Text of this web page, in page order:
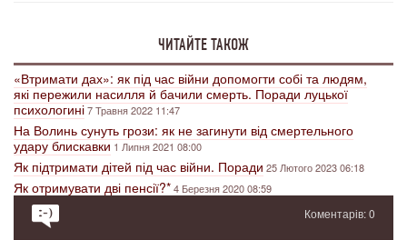
ЧИТАЙТЕ ТАКОЖ
«Втримати дах»: як під час війни допомогти собі та людям,
які пережили насилля й бачили смерть. Поради луцької
психологині7 Травня 2022 11:47
На Волинь сунуть грози: як не загинути від смертельного
удару блискавки 1 Липня 2021 08:00
Як підтримати дітей під час війни. Поради 25 Лютого 2023 06:18
Як отримувати дві пенсії?*4 Березня 2020 08:59
Коментарів: 0